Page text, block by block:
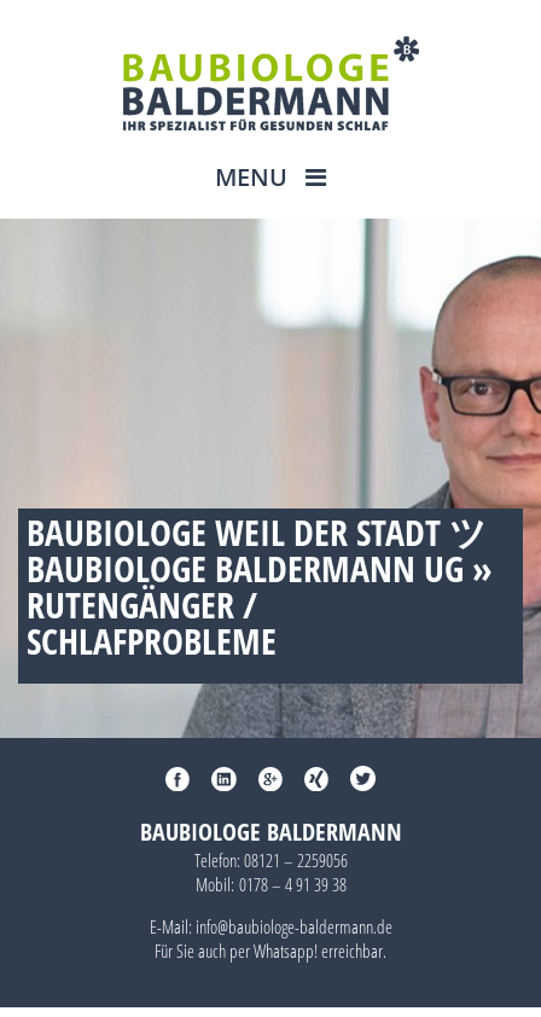
MENU
BAUBIOLOGE WEIL DER STADT ツ
BAUBIOLOGE BALDERMANN UG »
RUTENGÄNGER /
SCHLAFPROBLEME
BAUBIOLOGE BALDERMANN
Telefon: 08121 – 2259056
Mobil: 0178 – 4 91 39 38
E-Mail: info@baubiologe-baldermann.de
Für Sie auch perWhatsapp!erreichbar.